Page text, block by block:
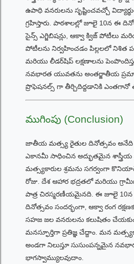
ఉపాధి వనరులను సృష్టించవచ్చో
గ్రహిస్తారు. పాఠశాలల్లో జూలై 10న ఈ
సైన్స్ ఎగ్జిబిషన్లు, ఆక్వా క్విజ్ పోటీలు
పోటీలను నిర్వహించడం పిల్లలలో నిశిత
మరియు లీడర్‌షిప్ లక్షణాలను
నవభారత యువతను అంతర్జాతీయ
ప్రొఫెషనల్స్ గా తీర్చిదిద్దడానికి ఎంతగానో
ముగింపు (Conclusion)
జాతీయ మత్స్య రైతుల దినోత్సవం అనేది
ఎకానమీ సాధించిన అద్భుతమైన
మత్స్యకారుల శ్రమను సగర్వంగా
రోజు. దేశ ఆహార భద్రతలో మరియు
పాత్ర చిరస్మరణీయమైనది. ఈ జూలై 10న
దినోత్సవం సందర్భంగా, ఆక్వా రంగ
సహజ జల వనరులను కలుషితం
మనస్ఫూర్తిగా ప్రతిజ్ఞ చేద్దాం. మన
అండగా నిలుస్తూ సుసుంపన్నమైన
భాగస్వామ్యులవుదాం.